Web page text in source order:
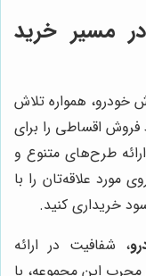
مسیر خرید
خودرو، همواره تلاش
اقساطی را برای
طرح‌های متنوع و
مورد علاقه‌تان را با
خریداری کنید.
، شفافیت در ارائه
این مجموعه، با